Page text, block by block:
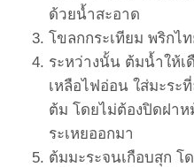
ด้วยน้ำสะอาด
โขลกกระเทียม พริกไ
ระหว่างนั้น ต้มน้ำให้เ
เหลือไฟอ่อน ใส่มะระ
ต้ม โดยไม่ต้องปิดฝาห
ระเหยออกมา
ต้มมะระจนเกือบสุก โ